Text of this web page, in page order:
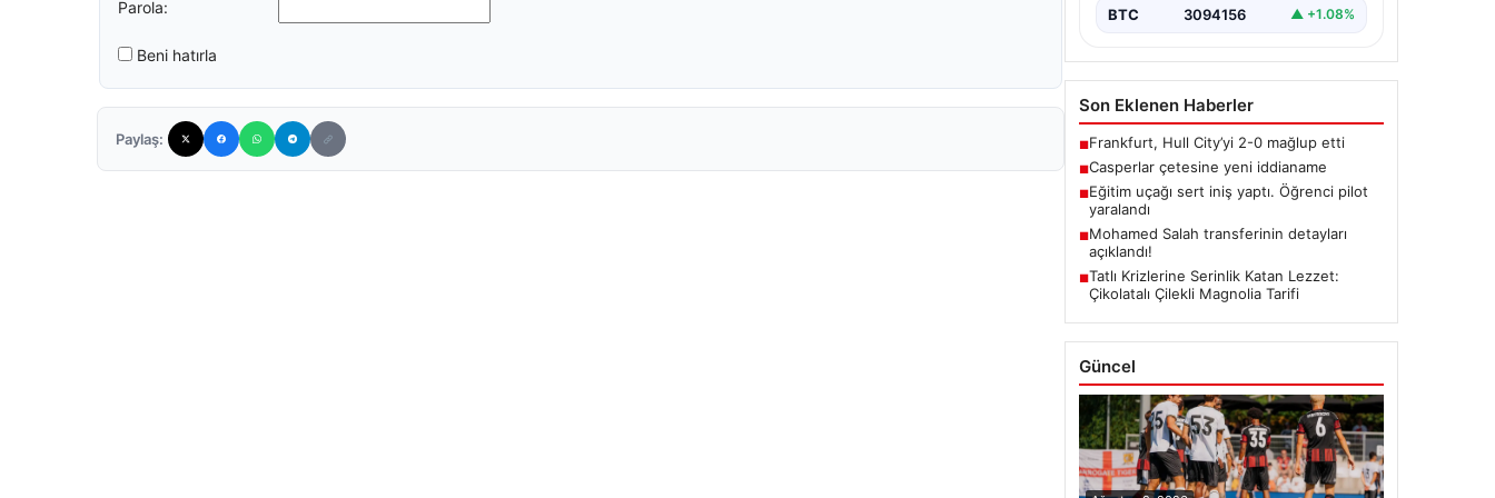
Parola:
Beni hatırla
Paylaş:
BTC 3094156 ▲ +1.08%
Son Eklenen Haberler
■Frankfurt, Hull City’yi 2-0 mağlup etti
■Casperlar çetesine yeni iddianame
■Eğitim uçağı sert iniş yaptı. Öğrenci pilot
yaralandı
■Mohamed Salah transferinin detayları
açıklandı!
■Tatlı Krizlerine Serinlik Katan Lezzet:
Çikolatalı Çilekli Magnolia Tarifi
Güncel